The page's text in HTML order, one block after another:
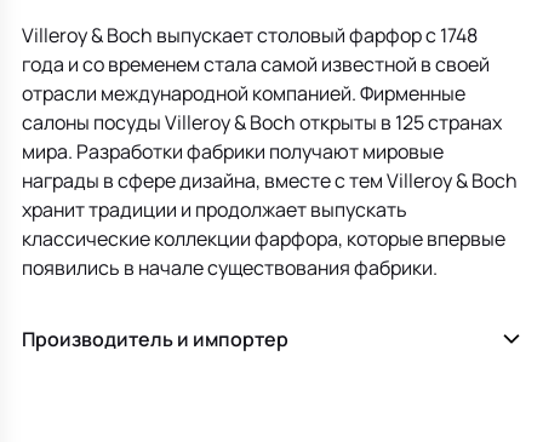
Villeroy & Boch выпускает столовый фарфор с 1748
года и со временем стала самой известной в своей
отрасли международной компанией. Фирменные
салоны посуды Villeroy & Boch открыты в 125 странах
мира. Разработки фабрики получают мировые
награды в сфере дизайна, вместе с тем Villeroy & Boch
хранит традиции и продолжает выпускать
классические коллекции фарфора, которые впервые
появились в начале существования фабрики.
Производитель и импортер